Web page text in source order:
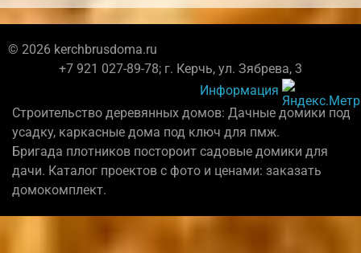
© 2026 kerchbrusdoma.ru
+7 921 027-89-78; г. Керчь, ул. Зябрева, 3
Информация
Строительство деревянных домов: Дачные домики под
усадку, каркасные дома под ключ для пмж.
Бригада плотников постороит садовые домики для
дачи. Каталог проектов с фото и ценами: заказать
домокомплект.